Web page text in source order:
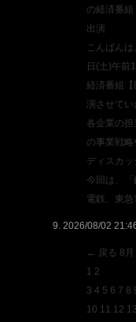
の経済番組
出演
こんばん
日(土)午前
経済番組【
演させてい
各企業の
の事業戦略
ディスカッ
今回は、「
電鉄、東
2026/08/02
← 戻る 8月
1 2
3 4 5 6 7 8
10 11 12